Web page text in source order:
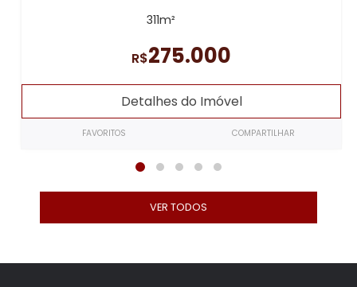
311m²
R$275.000
Detalhes do Imóvel
FAVORITOS COMPARTILHAR
VER TODOS